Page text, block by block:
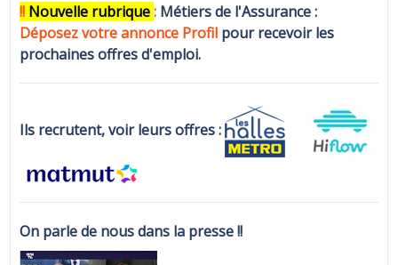
!! Nouvelle rubrique: Métiers de l'Assurance :
Déposez votre annonce Profil pour recevoir les
prochaines offres d'emploi.
Ils recrutent, voir leurs offres :
On parle de nous dans la presse !!